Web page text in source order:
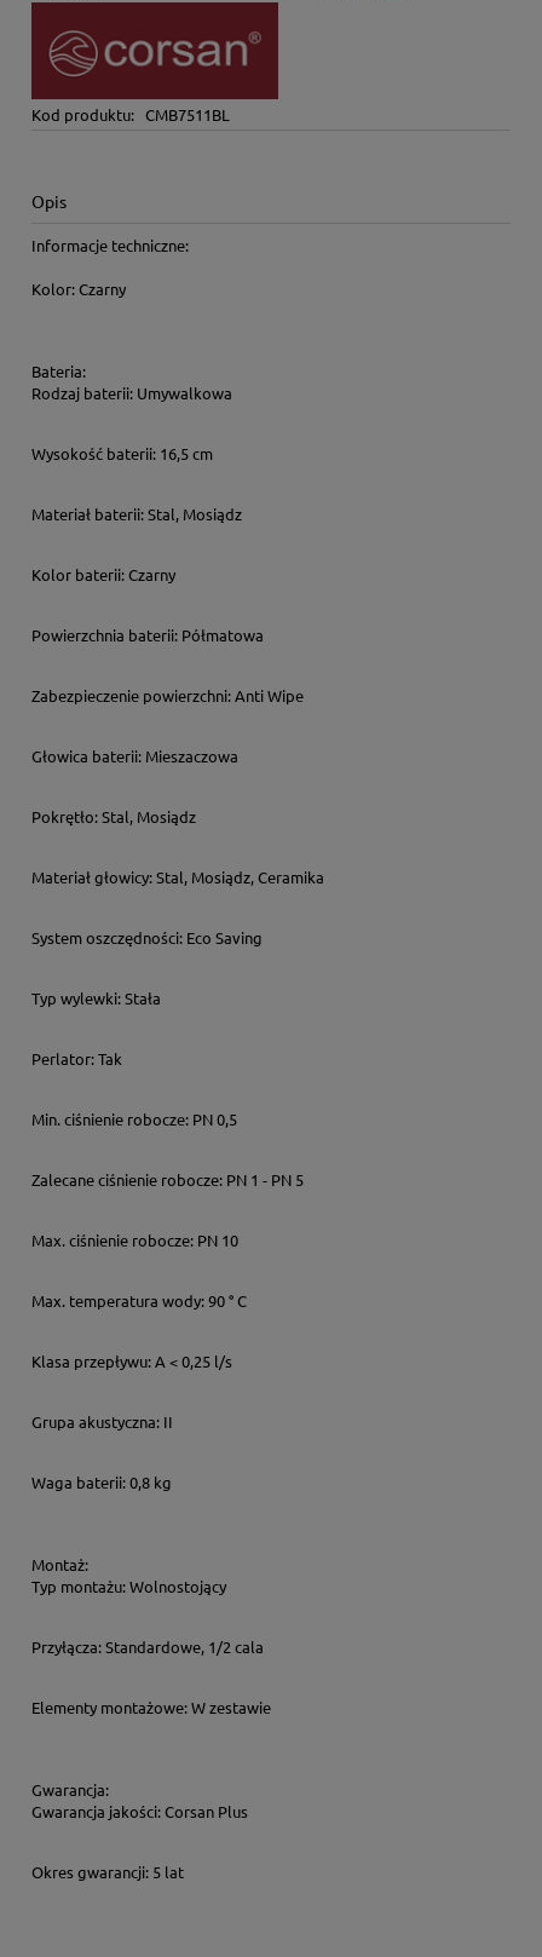
Kod produktu: CMB7511BL
Opis
Informacje techniczne:
Kolor:Czarny
Bateria:
Rodzaj baterii: Umywalkowa
Wysokość baterii: 16,5 cm
Materiał baterii:Stal, Mosiądz
Kolor baterii:Czarny
Powierzchnia baterii: Półmatowa
Zabezpieczenie powierzchni:Anti Wipe
Głowica baterii: Mieszaczowa
Pokrętło:Stal, Mosiądz
Materiał głowicy:Stal, Mosiądz, Ceramika
System oszczędności: Eco Saving
Typ wylewki:Stała
Perlator:Tak
Min. ciśnienie robocze: PN 0,5
Zalecane ciśnienie robocze: PN 1 - PN 5
Max. ciśnienie robocze: PN 10
Max. temperatura wody:90 ° C
Klasa przepływu:A < 0,25 l/s
Grupa akustyczna: II
Waga baterii:0,8 kg
Montaż:
Typ montażu:Wolnostojący
Przyłącza:Standardowe, 1/2 cala
Elementy montażowe:W zestawie
Gwarancja:
Gwarancja jakości:Corsan Plus
Okres gwarancji: 5 lat